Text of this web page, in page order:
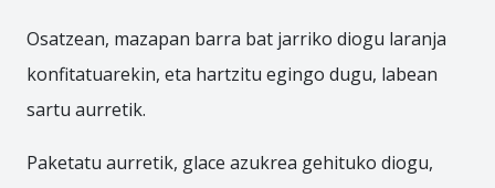
Osatzean, mazapan barra bat jarriko diogu laranja
konfitatuarekin, eta hartzitu egingo dugu, labean
sartu aurretik.
Paketatu aurretik, glace azukrea gehituko diogu,